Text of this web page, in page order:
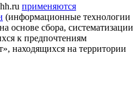
применяются
(информационные технологии
основе сбора, систематизации
к предпочтениям
находящихся на территории